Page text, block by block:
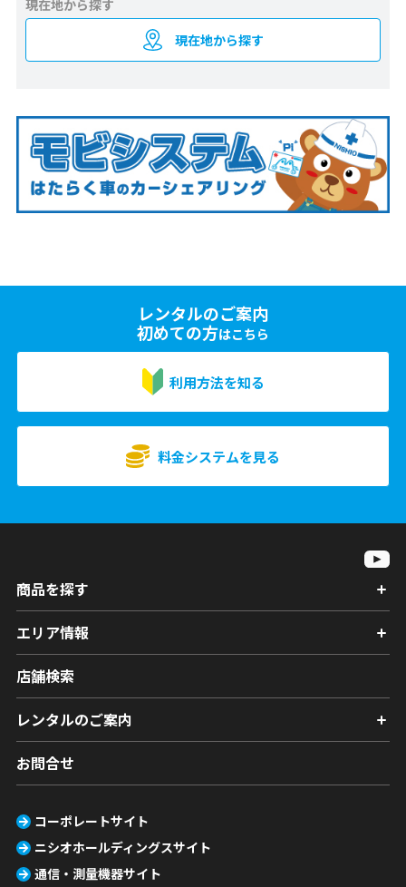
現在地から探す
現在地から探す
レンタルのご案内
初めての方はこちら
利用方法を知る
料金システムを見る
商品を探す
エリア情報
店舗検索
レンタルのご案内
お問合せ
コーポレートサイト
ニシオホールディングスサイト
通信・測量機器サイト